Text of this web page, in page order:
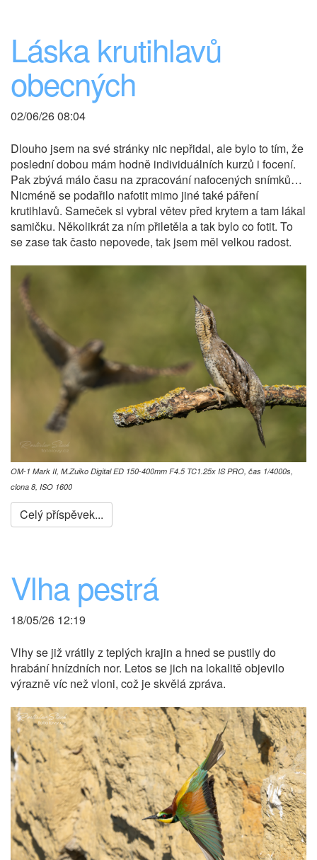
Láska krutihlavů
obecných
02/06/26 08:04
Dlouho jsem na své stránky nic nepřidal, ale bylo to tím, že
poslední dobou mám hodně individuálních kurzů i focení.
Pak zbývá málo času na zpracování nafocených snímků…
Nicméně se podařilo nafotit mimo jiné také páření
krutihlavů. Sameček si vybral větev před krytem a tam lákal
samičku. Několikrát za ním přiletěla a tak bylo co fotit. To
se zase tak často nepovede, tak jsem měl velkou radost.
OM-1 Mark II, M.Zuiko Digital ED 150-400mm F4.5 TC1.25x IS PRO, čas 1/4000s,
clona 8, ISO 1600
Celý příspěvek...
Vlha pestrá
18/05/26 12:19
Vlhy se již vrátily z teplých krajin a hned se pustily do
hrabání hnízdních nor. Letos se jich na lokalitě objevilo
výrazně víc než vloni, což je skvělá zpráva.